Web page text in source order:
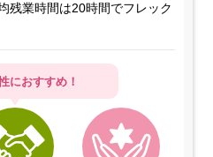
残業時間は20時間でフレック
におすすめ！